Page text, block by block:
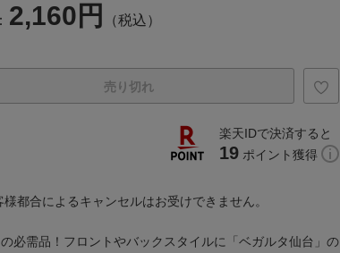
2,160円 （税込）
売り切れ
楽天IDで決済すると
19 ポイント獲得
都合によるキャンセルはお受けできません。
必需品！フロントやバックスタイルに「ベガルタ仙台」の